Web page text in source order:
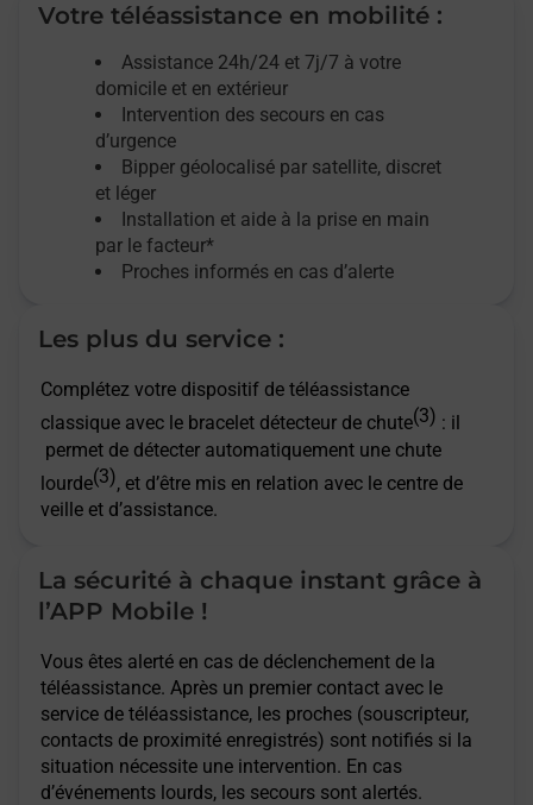
Votre téléassistance en mobilité :
Assistance 24h/24 et 7j/7 à votre
domicile et en extérieur
Intervention des secours en cas
d’urgence
Bipper géolocalisé par satellite, discret
et léger
Installation et aide à la prise en main
par le facteur*
Proches informés en cas d’alerte
Les plus du service :
Complétez votre dispositif de téléassistance
classique avec le bracelet détecteur de chute(3) : il
permet de détecter automatiquement une chute
lourde(3), et d’être mis en relation avec le centre de
veille et d’assistance.
La sécurité à chaque instant grâce à
l’APP Mobile !
Vous êtes alerté en cas de déclenchement de la
téléassistance. Après un premier contact avec le
service de téléassistance, les proches (souscripteur,
contacts de proximité enregistrés) sont notifiés si la
situation nécessite une intervention. En cas
d’événements lourds, les secours sont alertés.